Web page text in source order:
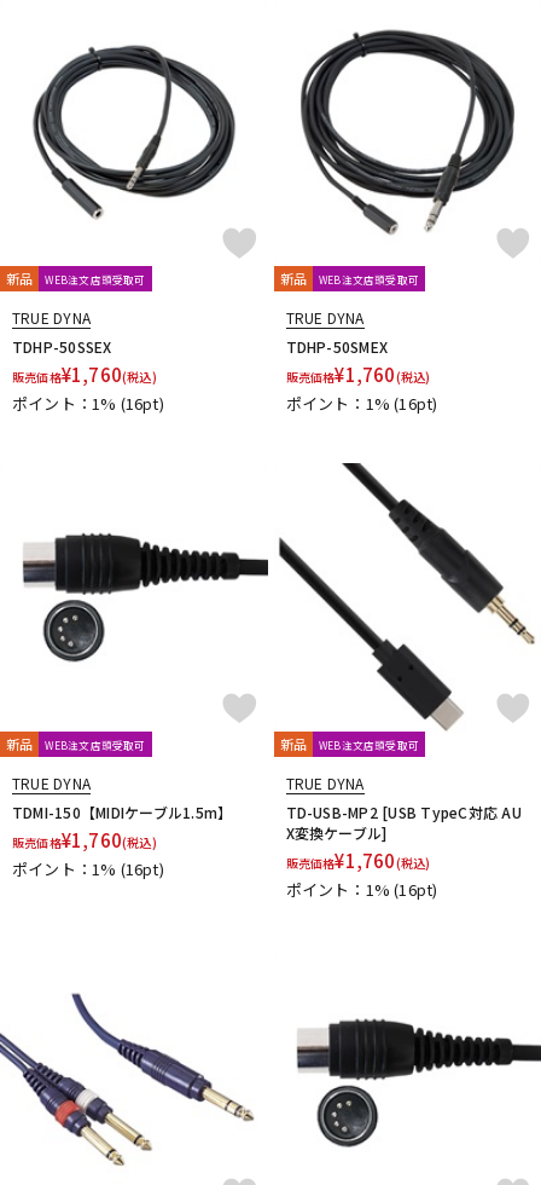
ULTRASONE
Umbrella Company
United Studio Technologies
Universal Audio
unknown VELCRO(R) Brand
Vermona
Vertigo Sound
Vintech Audio VitalAudio
Vocal Mist
VOVOX VOX-O-RAMA
Voyage Audio
WAGNUS.
WAVES WesAudio
Wharfedale
Wunder Audio
Xvive YAXI Zahl
ZAOR
他
キョーリツ トーリハン パイン・クリエイト
山本音響工芸
明工社
cmf by NOTHING
Wavebone
SDM / Family Labo
新品 WEB注文店頭受取可
TRUE DYNA
TDHP-50SSEX
販売価格¥1,760(税込)
ポイント：1% (16pt)
新品 WEB注文店頭受取可
TRUE DYNA
TDHP-50SMEX
販売価格¥1,760(税込)
ポイント：1%(16pt)
新品 WEB注文店頭受取可
TRUE DYNA
TDMI-150【MIDIケーブル1.5m】
販売価格¥1,760(税込)
ポイント：1% (16pt)
新品 WEB注文店頭受取可
TRUE DYNA
TD-USB-MP2 [USB TypeC対応 AU
X変換ケーブル]
販売価格¥1,760(税込)
ポイント：1%(16pt)